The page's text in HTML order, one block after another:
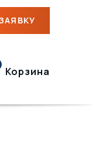
Корзина